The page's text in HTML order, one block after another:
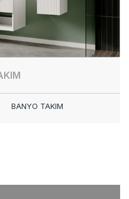
BANYO TAKIM